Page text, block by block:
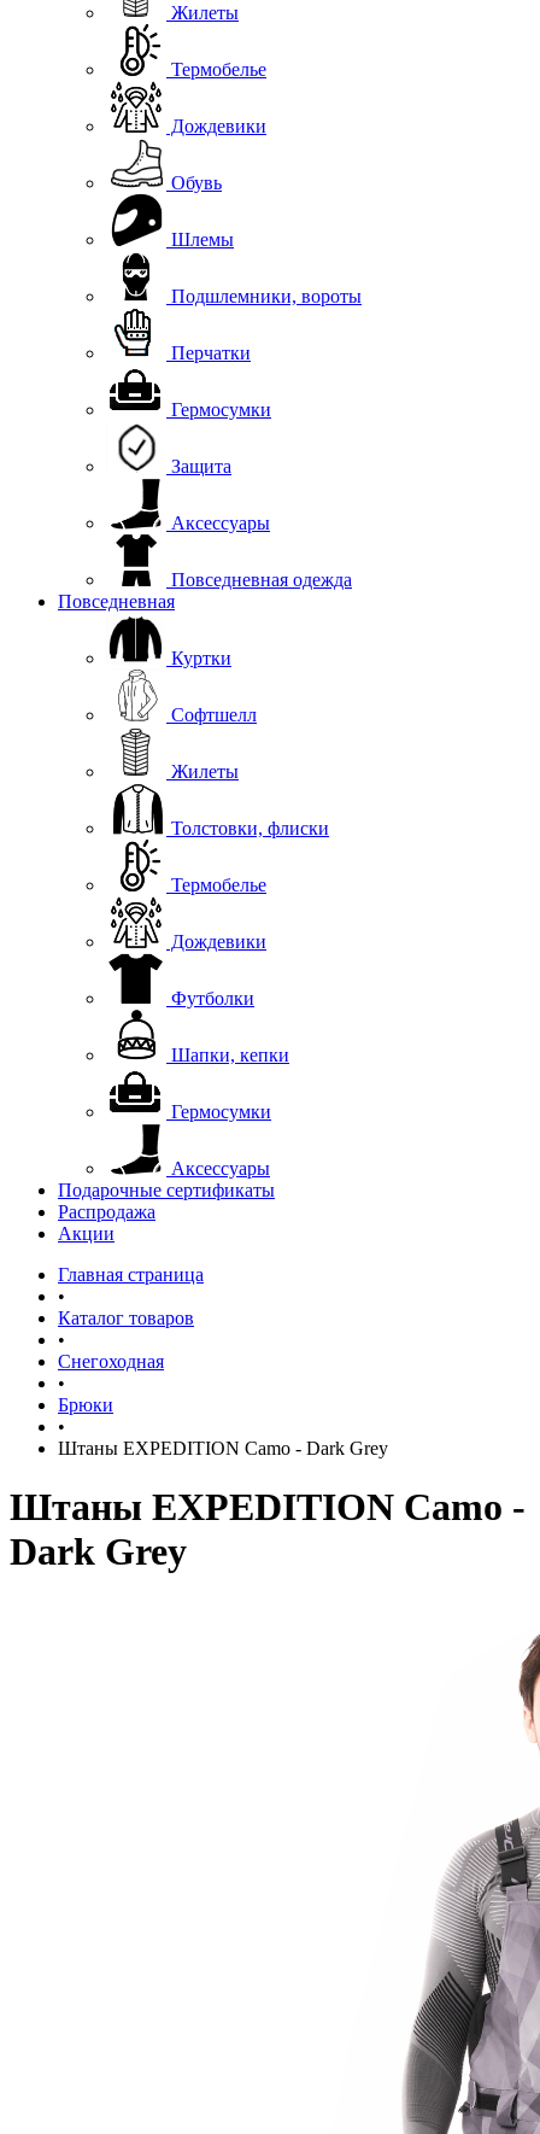
Жилеты
Термобелье
Дождевики
Обувь
Шлемы
Подшлемники, вороты
Перчатки
Гермосумки
Защита
Аксессуары
Повседневная одежда
Повседневная
Куртки
Софтшелл
Жилеты
Толстовки, флиски
Термобелье
Дождевики
Футболки
Шапки, кепки
Гермосумки
Аксессуары
Подарочные сертификаты
Распродажа
Акции
Главная страница
•
Каталог товаров
•
Снегоходная
•
Брюки
•
Штаны EXPEDITION Camo - Dark Grey
Штаны EXPEDITION Camo -
Dark Grey